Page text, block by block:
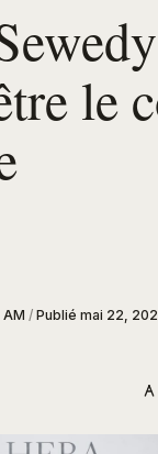
le
/ Publié mai 22,